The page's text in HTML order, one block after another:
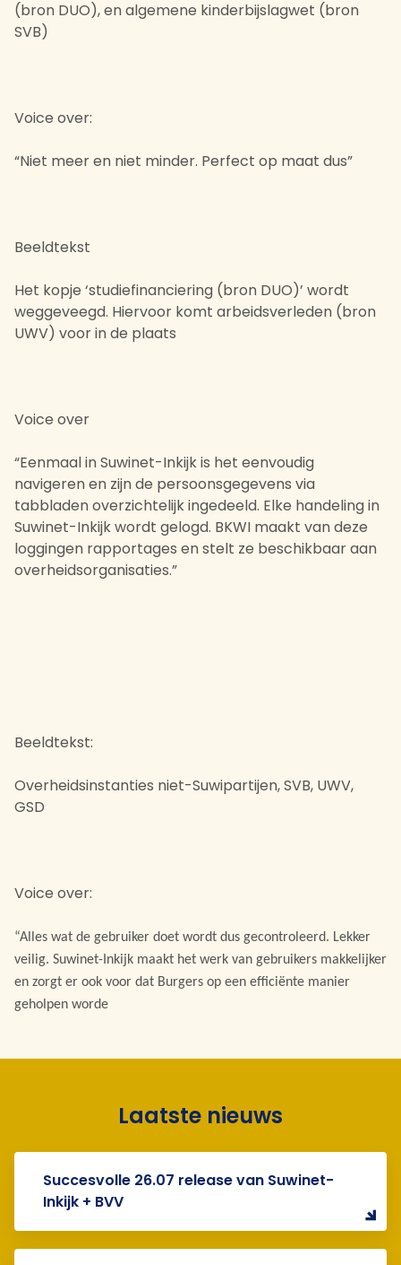
(bron DUO), en algemene kinderbijslagwet (bron
SVB)
Voice over:
“Niet meer en niet minder. Perfect op maat dus”
Beeldtekst
Het kopje ‘studiefinanciering (bron DUO)’ wordt
weggeveegd. Hiervoor komt arbeidsverleden (bron
UWV) voor in de plaats
Voice over
“Eenmaal in Suwinet-Inkijk is het eenvoudig
navigeren en zijn de persoonsgegevens via
tabbladen overzichtelijk ingedeeld. Elke handeling in
Suwinet-Inkijk wordt gelogd. BKWI maakt van deze
loggingen rapportages en stelt ze beschikbaar aan
overheidsorganisaties.”
Beeldtekst:
Overheidsinstanties niet-Suwipartijen, SVB, UWV,
GSD
Voice over:
“Alles wat de gebruiker doet wordt dus gecontroleerd. Lekker
veilig. Suwinet-Inkijk maakt het werk van gebruikers makkelijker
en zorgt er ook voor dat Burgers op een efficiënte manier
geholpen worde
Laatste nieuws
Succesvolle 26.07 release van Suwinet-
Inkijk + BVV